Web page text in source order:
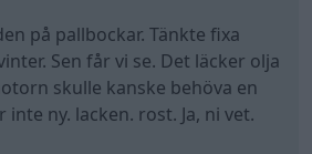
på pallbockar. Tänkte fixa
Sen får vi se. Det läcker olja
skulle kanske behöva en
inte ny. lacken. rost. Ja, ni vet.